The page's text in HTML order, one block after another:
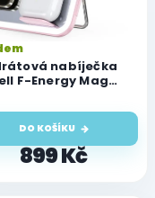
nabíječka
F-Energy Mag
s MagSafe,
Watch, AirPods,
Watch, růžová
899 Kč
DO KOŠÍKU